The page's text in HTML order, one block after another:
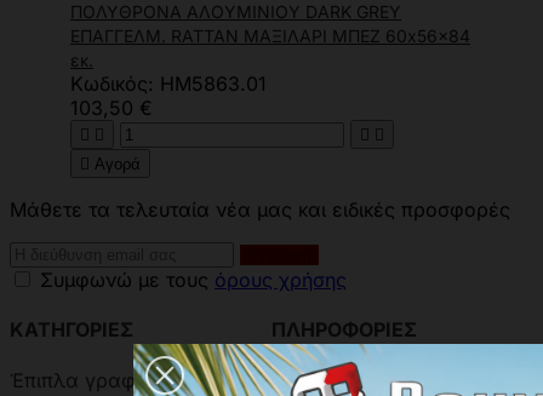
ΠΟΛΥΘΡΟΝΑ ΑΛΟΥΜΙΝΙΟΥ DARK GREY
ΕΠΑΓΓΕΛΜ. RATTAN ΜΑΞΙΛΑΡΙ ΜΠΕΖ 60x56x84
εκ.
Κωδικός: HM5863.01
103,50 €
   
 Αγορά
Μάθετε τα τελευταία νέα μας και ειδικές προσφορές
Συμφωνώ με τους όρους χρήσης
ΚΑΤΗΓΟΡΙΕΣ
Έπιπλα γραφείου
ΠΛΗΡΟΦΟΡΙΕΣ
Επικοινωνήστε μαζί μας